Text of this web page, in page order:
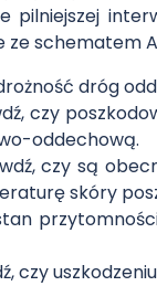
pilniejszej
schematem
dróg
czy
oddechową.
czy są
skóry
czy